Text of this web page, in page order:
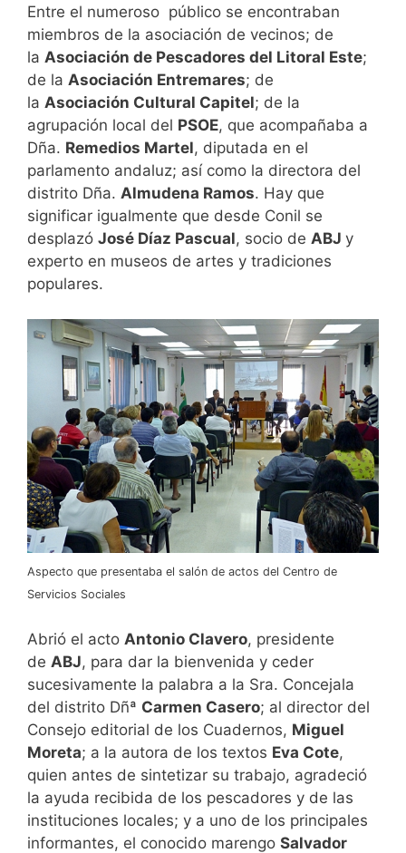
Entre el numeroso público se encontraban
miembros de la asociación de vecinos; de
la Asociación de Pescadores del Litoral Este;
de la Asociación Entremares; de
la Asociación Cultural Capitel; de la
agrupación local del PSOE, que acompañaba a
Dña. Remedios Martel, diputada en el
parlamento andaluz; así como la directora del
distrito Dña. Almudena Ramos. Hay que
significar igualmente que desde Conil se
desplazó José Díaz Pascual, socio de ABJ y
experto en museos de artes y tradiciones
populares.
Aspecto que presentaba el salón de actos del Centro de
Servicios Sociales
Abrió el acto Antonio Clavero, presidente
de ABJ, para dar la bienvenida y ceder
sucesivamente la palabra a la Sra. Concejala
del distrito Dñª Carmen Casero; al director del
Consejo editorial de los Cuadernos, Miguel
Moreta; a la autora de los textos Eva Cote,
quien antes de sintetizar su trabajo, agradeció
la ayuda recibida de los pescadores y de las
instituciones locales; y a uno de los principales
informantes, el conocido marengo Salvador